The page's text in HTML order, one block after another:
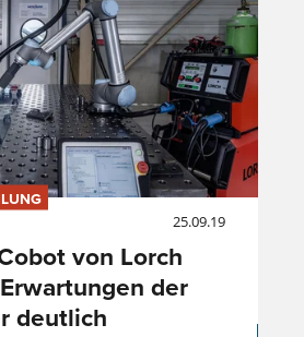
25.09.19
von Lorch
der
deutlich